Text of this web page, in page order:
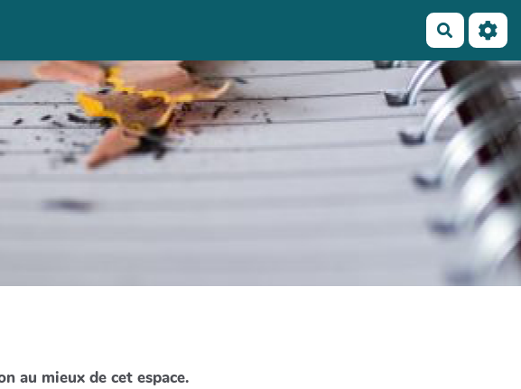
au mieux de cet espace.